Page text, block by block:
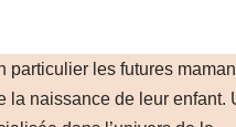
particulier les futures
la naissance de leur enfant.